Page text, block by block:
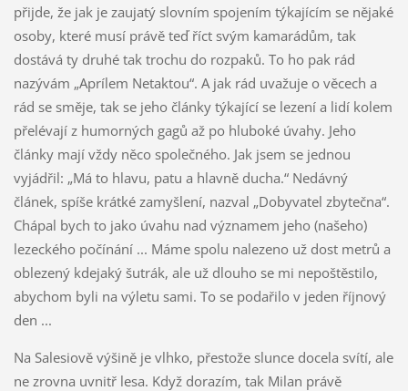
přijde, že jak je zaujatý slovním spojením týkajícím se nějaké
osoby, které musí právě teď říct svým kamarádům, tak
dostává ty druhé tak trochu do rozpaků. To ho pak rád
nazývám „Aprílem Netaktou“. A jak rád uvažuje o věcech a
rád se směje, tak se jeho články týkající se lezení a lidí kolem
přelévají z humorných gagů až po hluboké úvahy. Jeho
články mají vždy něco společného. Jak jsem se jednou
vyjádřil: „Má to hlavu, patu a hlavně ducha.“ Nedávný
článek, spíše krátké zamyšlení, nazval „Dobyvatel zbytečna“.
Chápal bych to jako úvahu nad významem jeho (našeho)
lezeckého počínání ... Máme spolu nalezeno už dost metrů a
oblezený kdejaký šutrák, ale už dlouho se mi nepoštěstilo,
abychom byli na výletu sami. To se podařilo v jeden říjnový
den ...
Na Salesiově výšině je vlhko, přestože slunce docela svítí, ale
ne zrovna uvnitř lesa. Když dorazím, tak Milan právě